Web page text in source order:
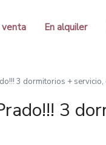
venta En alquiler
3 dormitorios +
3